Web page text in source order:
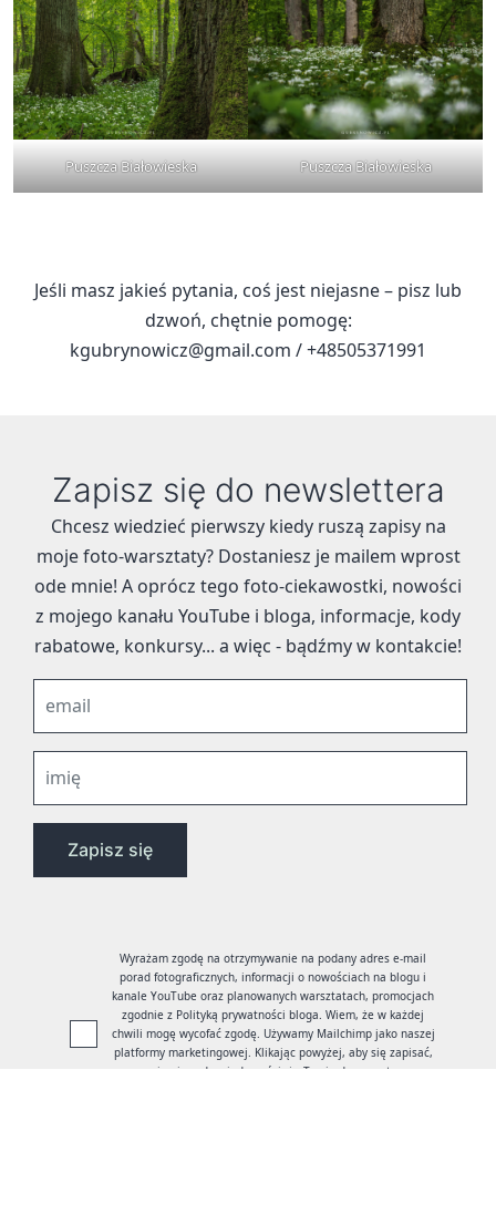
Puszcza Białowieska Puszcza Białowieska
Jeśli masz jakieś pytania, coś jest niejasne – pisz lub
dzwoń, chętnie pomogę:
kgubrynowicz@gmail.com / +48505371991
Zapisz się do newslettera
Chcesz wiedzieć pierwszy kiedy ruszą zapisy na
moje foto-warsztaty? Dostaniesz je mailem wprost
ode mnie! A oprócz tego foto-ciekawostki, nowości
z mojego kanału YouTube i bloga, informacje, kody
rabatowe, konkursy... a więc - bądźmy w kontakcie!
Wyrażam zgodę na otrzymywanie na podany adres e-mail
porad fotograficznych, informacji o nowościach na blogu i
kanale YouTube oraz planowanych warsztatach, promocjach
zgodnie z Polityką prywatności bloga. Wiem, że w każdej
chwili mogę wycofać zgodę. Używamy Mailchimp jako naszej
platformy marketingowej. Klikając powyżej, aby się zapisać,
przyjmujesz do wiadomości, że Twoje dane zostaną